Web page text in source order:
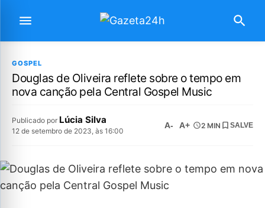
GOSPEL
Douglas de Oliveira reflete sobre o tempo em
nova canção pela Central Gospel Music
Publicado por Lúcia Silva
12 de setembro de 2023, às 16:00
A- A+ 2 MIN SALVE